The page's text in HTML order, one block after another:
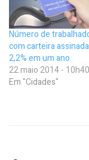
Número de
com carteira
2,2% em um ano
22 maio 2014 - 10h40
Em "Cidades"